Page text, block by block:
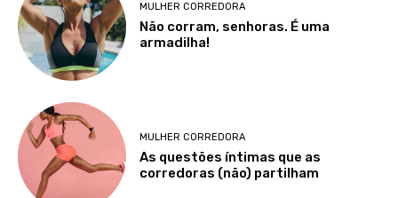
MULHER CORREDORA
Não corram, senhoras. É uma
armadilha!
MULHER CORREDORA
As questões íntimas que as
corredoras (não) partilham